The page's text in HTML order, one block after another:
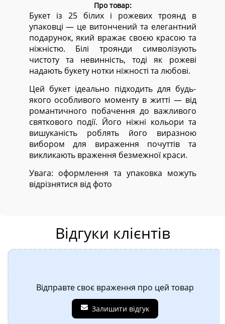
Про товар:
Букет із 25 білих і рожевих троянд в
упаковці — це витончений та елегантний
подарунок, який вражає своєю красою та
ніжністю. Білі троянди символізують
чистоту та невинність, тоді як рожеві
надають букету нотки ніжності та любові.
Цей букет ідеально підходить для будь-
якого особливого моменту в житті — від
романтичного побачення до важливого
святкового події. Його ніжні кольори та
вишуканість роблять його виразною
вибором для вираження почуттів та
викликають враження безмежної краси.
Увага: оформлення та упаковка можуть
відрізнятися від фото
Відгуки клієнтів
Відправте своє враження про цей товар
Залишити відгук